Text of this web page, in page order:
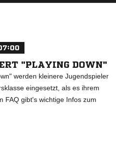
"PLAYING DOWN"
werden kleinere Jugendspieler
eingesetzt, als es ihrem
FAQ gibt's wichtige Infos zum